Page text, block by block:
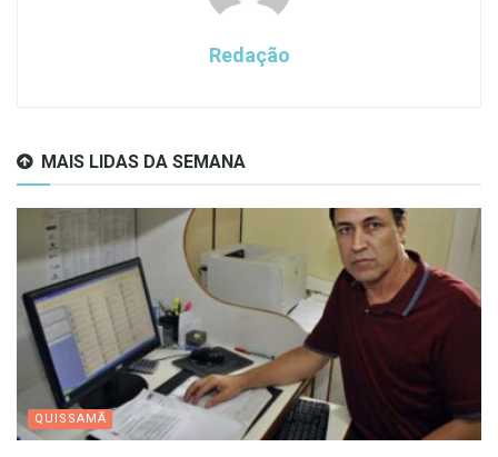
Redação
MAIS LIDAS DA SEMANA
QUISSAMÃ